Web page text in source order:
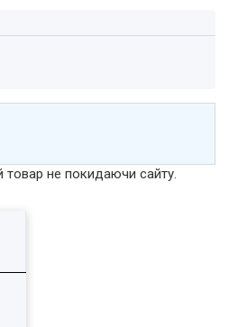
товар не покидаючи сайту.